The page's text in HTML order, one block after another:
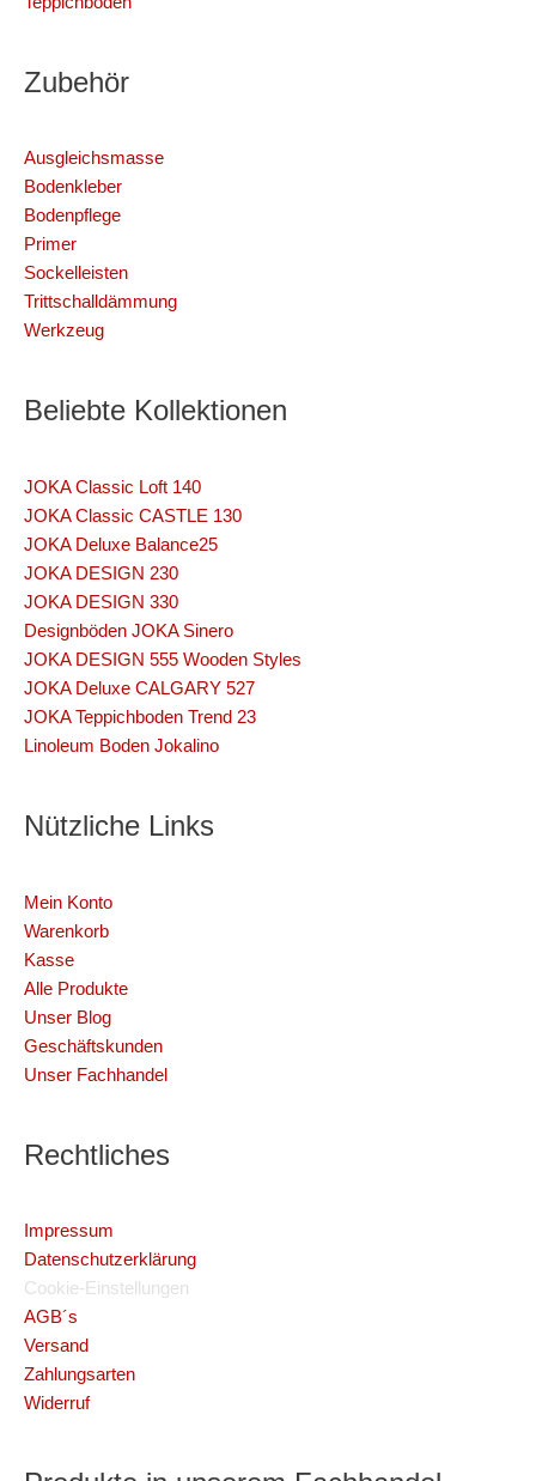
Zubehör
Ausgleichsmasse
Bodenkleber
Bodenpflege
Primer
Sockelleisten
Trittschalldämmung
Werkzeug
Beliebte Kollektionen
JOKA Classic Loft 140
JOKA Classic CASTLE 130
JOKA Deluxe Balance25
JOKA DESIGN 230
JOKA DESIGN 330
Designböden JOKA Sinero
JOKA DESIGN 555 Wooden Styles
JOKA Deluxe CALGARY 527
JOKA Teppichboden Trend 23
Linoleum Boden Jokalino
Nützliche Links
Mein Konto
Warenkorb
Kasse
Alle Produkte
Unser Blog
Geschäftskunden
Unser Fachhandel
Rechtliches
Impressum
Datenschutzerklärung
Cookie-Einstellungen
AGB´s
Versand
Zahlungsarten
Widerruf